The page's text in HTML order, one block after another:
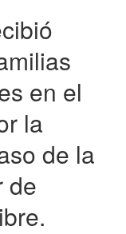
en el
la
de la
de